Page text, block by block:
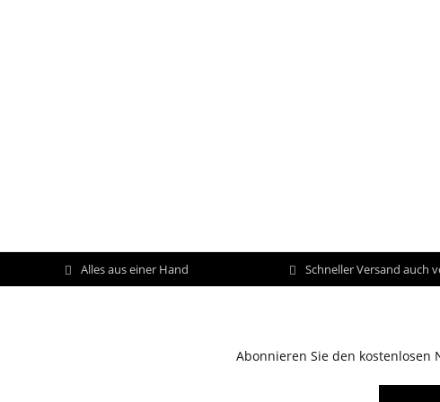
Alles aus einer Hand Schneller Versand auch
Abonnieren Sie den kostenlosen